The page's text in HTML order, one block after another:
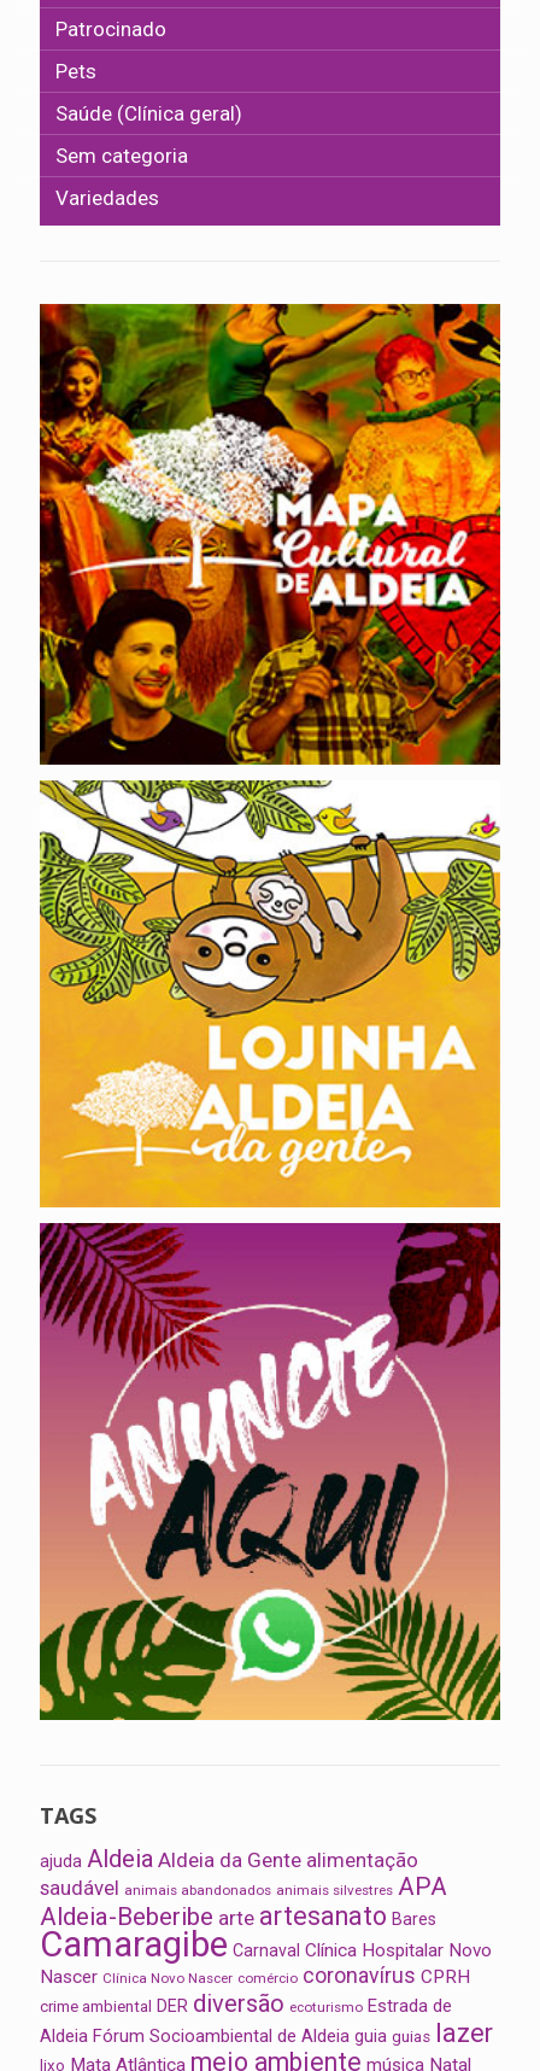
Patrocinado
Pets
Saúde (Clínica geral)
Sem categoria
Variedades
TAGS
ajuda Aldeia Aldeia da Gente alimentação
saudável animais abandonados animais silvestres APA
Aldeia-Beberibe arte artesanato Bares
Camaragibe Carnaval Clínica Hospitalar Novo
Nascer Clínica Novo Nascer comércio coronavírus CPRH
crime ambiental DER diversão ecoturismo Estrada de
Aldeia Fórum Socioambiental de Aldeia guia guias lazer
lixo Mata Atlântica meio ambiente música Natal